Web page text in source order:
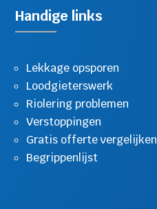
Handige links
Lekkage opsporen
Loodgieterswerk
Riolering problemen
Verstoppingen
Gratis offerte vergelijken
Begrippenlijst